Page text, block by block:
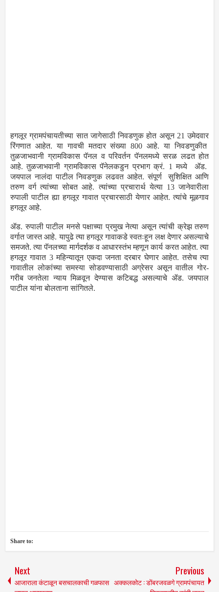
हगलूर ग्रामपंचायतीच्या सात जागेसाठी निवडणुक होत असून 21 उमेदवार
रिंगणात आहेत. या गावची मतदार संख्या 800 आहे. या निवडणुकीत
तुळजाभवानी ग्रामविकास पॅनल व परिवर्तन पॅनलमध्ये सरळ लढत होत
आहे. तुळजाभवानी ग्रामविकास पॅनेलकडुन प्रभाग क्रं. 1 मध्ये ॲड.
जयपाल नालंदा पाटील निवडणुक लढवत आहेत. संपूर्ण सुशिक्षित आणि
तरुण वर्ग त्यांच्या सोबत आहे. त्यांच्या प्रचारार्थ येत्या 13 जानेवारीला
रुपाली पाटील ह्या हगलूर गावात प्रचारसाठी येणार आहेत. त्यांचे मूळगाव
हगलूर आहे.
ॲड. रुपाली पाटील मनसे पक्षाच्या प्रमुख नेत्या असून त्यांची क्रेझ तरुण
वर्गात जास्त आहे. यापुढे त्या हगलूर गावाकडे स्वतःहून लक्ष देणार असल्याचे
समजते. त्या पॅनलच्या मार्गदर्शक व आधारस्तंभ म्हणून कार्य करत आहेत. त्या
हगलूर गावात 3 महिन्यातून एकदा जनता दरबार घेणार आहेत. तसेच त्या
गावातील लोकांच्या समस्या सोडवण्यासाठी अग्रेसर असून वातील गोर-
गरीब जनतेला न्याय मिळवून देण्यास कटिबद्ध असल्याचे ॲड. जयपाल
पाटील यांना बोलताना सांगितले.
Share to:
Next
आजाराला कंटाळून बसचालकाची गळफास
Previous
अक्कलकोट : डोंबरजवळगे ग्रामपंचायत